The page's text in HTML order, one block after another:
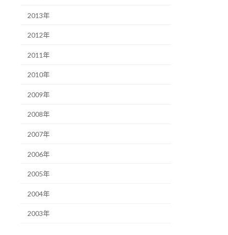
2013年
2012年
2011年
2010年
2009年
2008年
2007年
2006年
2005年
2004年
2003年